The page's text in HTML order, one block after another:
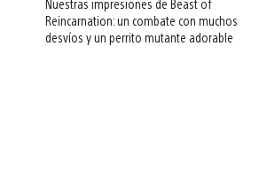
Nuestras impresiones de Beast of
Reincarnation: un combate con muchos
desvíos y un perrito mutante adorable